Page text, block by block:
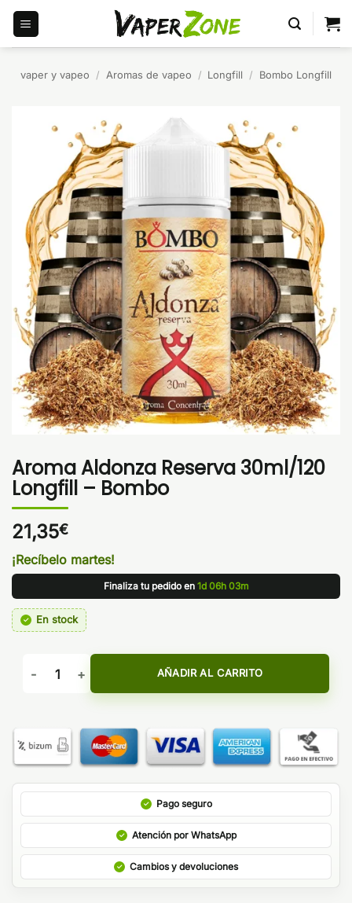
Saltar
contenido
vaper y vapeo / Aromas de vapeo / Longfill / Bombo Longfill
Aroma Aldonza Reserva 30ml/120
Longfill – Bombo
21,35€
¡Recíbelo martes!
Finaliza tu pedido en 1d 06h 03m
En stock
Aroma Aldonza Reserva 30ml/120 Longfill - Bombo cantidad
AÑADIR AL CARRITO
Pago seguro
Atención por WhatsApp
Cambios y devoluciones